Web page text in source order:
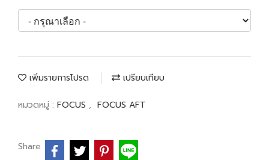
เพิ่มรายการโปรด เปรียบเทียบ
หมวดหมู่ : FOCUS , FOCUS AFT
Share